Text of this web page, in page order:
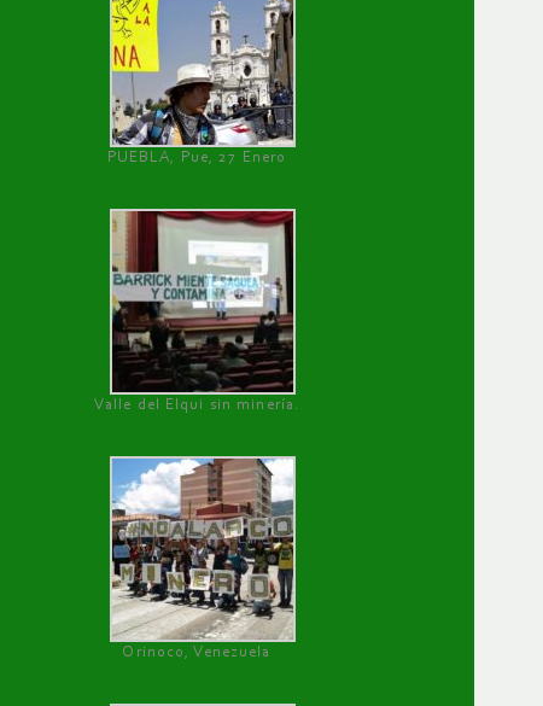
PUEBLA, Pue, 27 Enero
Valle del Elqui sin minería.
Orinoco, Venezuela